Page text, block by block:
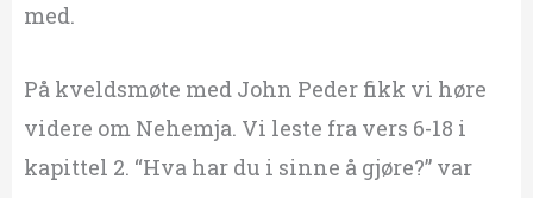
med.
På kveldsmøte med John Peder fikk vi høre
videre om Nehemja. Vi leste fra vers 6-18 i
kapittel 2. “Hva har du i sinne å gjøre?” var